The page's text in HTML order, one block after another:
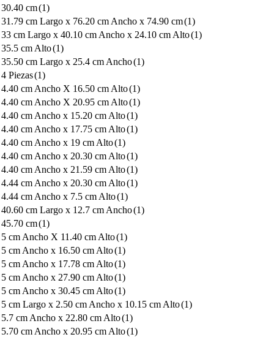
30.40 cm(1)
31.79 cm Largo x 76.20 cm Ancho x 74.90 cm(1)
33 cm Largo x 40.10 cm Ancho x 24.10 cm Alto(1)
35.5 cm Alto(1)
35.50 cm Largo x 25.4 cm Ancho(1)
4 Piezas(1)
4.40 cm Ancho X 16.50 cm Alto(1)
4.40 cm Ancho X 20.95 cm Alto(1)
4.40 cm Ancho x 15.20 cm Alto(1)
4.40 cm Ancho x 17.75 cm Alto(1)
4.40 cm Ancho x 19 cm Alto(1)
4.40 cm Ancho x 20.30 cm Alto(1)
4.40 cm Ancho x 21.59 cm Alto(1)
4.44 cm Ancho x 20.30 cm Alto(1)
4.44 cm Ancho x 7.5 cm Alto(1)
40.60 cm Largo x 12.7 cm Ancho(1)
45.70 cm(1)
5 cm Ancho X 11.40 cm Alto(1)
5 cm Ancho x 16.50 cm Alto(1)
5 cm Ancho x 17.78 cm Alto(1)
5 cm Ancho x 27.90 cm Alto(1)
5 cm Ancho x 30.45 cm Alto(1)
5 cm Largo x 2.50 cm Ancho x 10.15 cm Alto(1)
5.7 cm Ancho x 22.80 cm Alto(1)
5.70 cm Ancho x 20.95 cm Alto(1)